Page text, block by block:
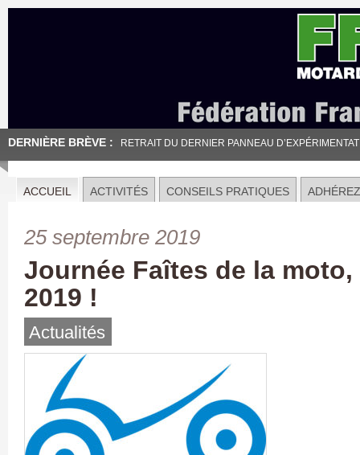
DERNIÈRE BRÈVE : RETRAIT DU DERNIER PANNEAU
ACCUEIL ACTIVITÉS CONSEILS PRATIQUES ADHÉREZ
25 septembre 2019
Journée Faîtes de la
2019 !
Actualités